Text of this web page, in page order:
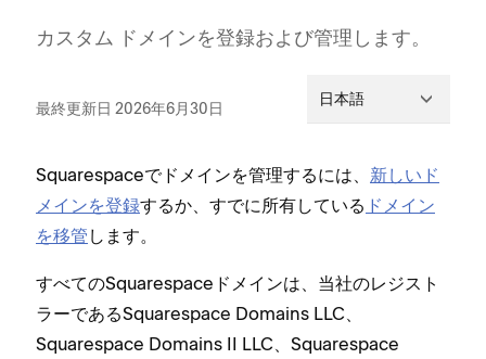
カスタム ドメインを登録および管理します⁠。
最終更新日 2026年6月30日 日本語
Squarespaceでドメインを管理するには⁠、 新しいド
メインを登録するか⁠、すでに所有している ドメイン
を移管 します⁠。
すべてのSquarespaceドメインは⁠、当社のレジスト
ラ⁠ーであるSquarespace Domains LLC⁠、
Squarespace Domains II LLC⁠、Squarespace